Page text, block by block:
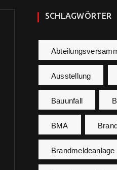
SCHLAGWÖRTER
Ausstellung
Bauunfall
BMA
Brandmeldeanlage